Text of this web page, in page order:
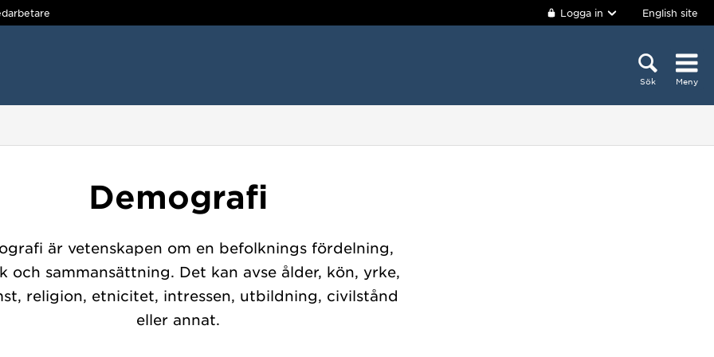
Logga in English site
Sök Meny
Demografi
är vetenskapen om en befolknings fördelning,
och sammansättning. Det kan avse ålder, kön, yrke,
religion, etnicitet, intressen, utbildning, civilstånd
eller annat.